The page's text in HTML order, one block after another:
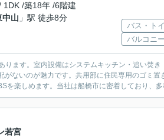
1DK /築18年 /6階建
中山 」駅 徒歩8分
バス・ト
バルコニー
ます。室内設備はシステムキッチン・追い焚
ないのが魅力です。共用部に住民専用のゴミ
を楽しめます。当社は船橋市に密着しており、
若宮